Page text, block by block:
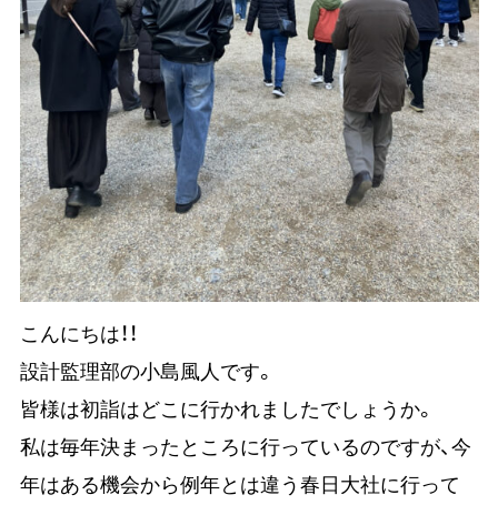
こんにちは！！
設計監理部の小島風人です。
皆様は初詣はどこに行かれましたでしょうか。
私は毎年決まったところに行っているのですが、今
年はある機会から例年とは違う春日大社に行って